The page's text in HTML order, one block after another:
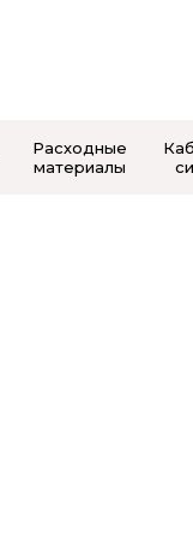
Расходные
материалы